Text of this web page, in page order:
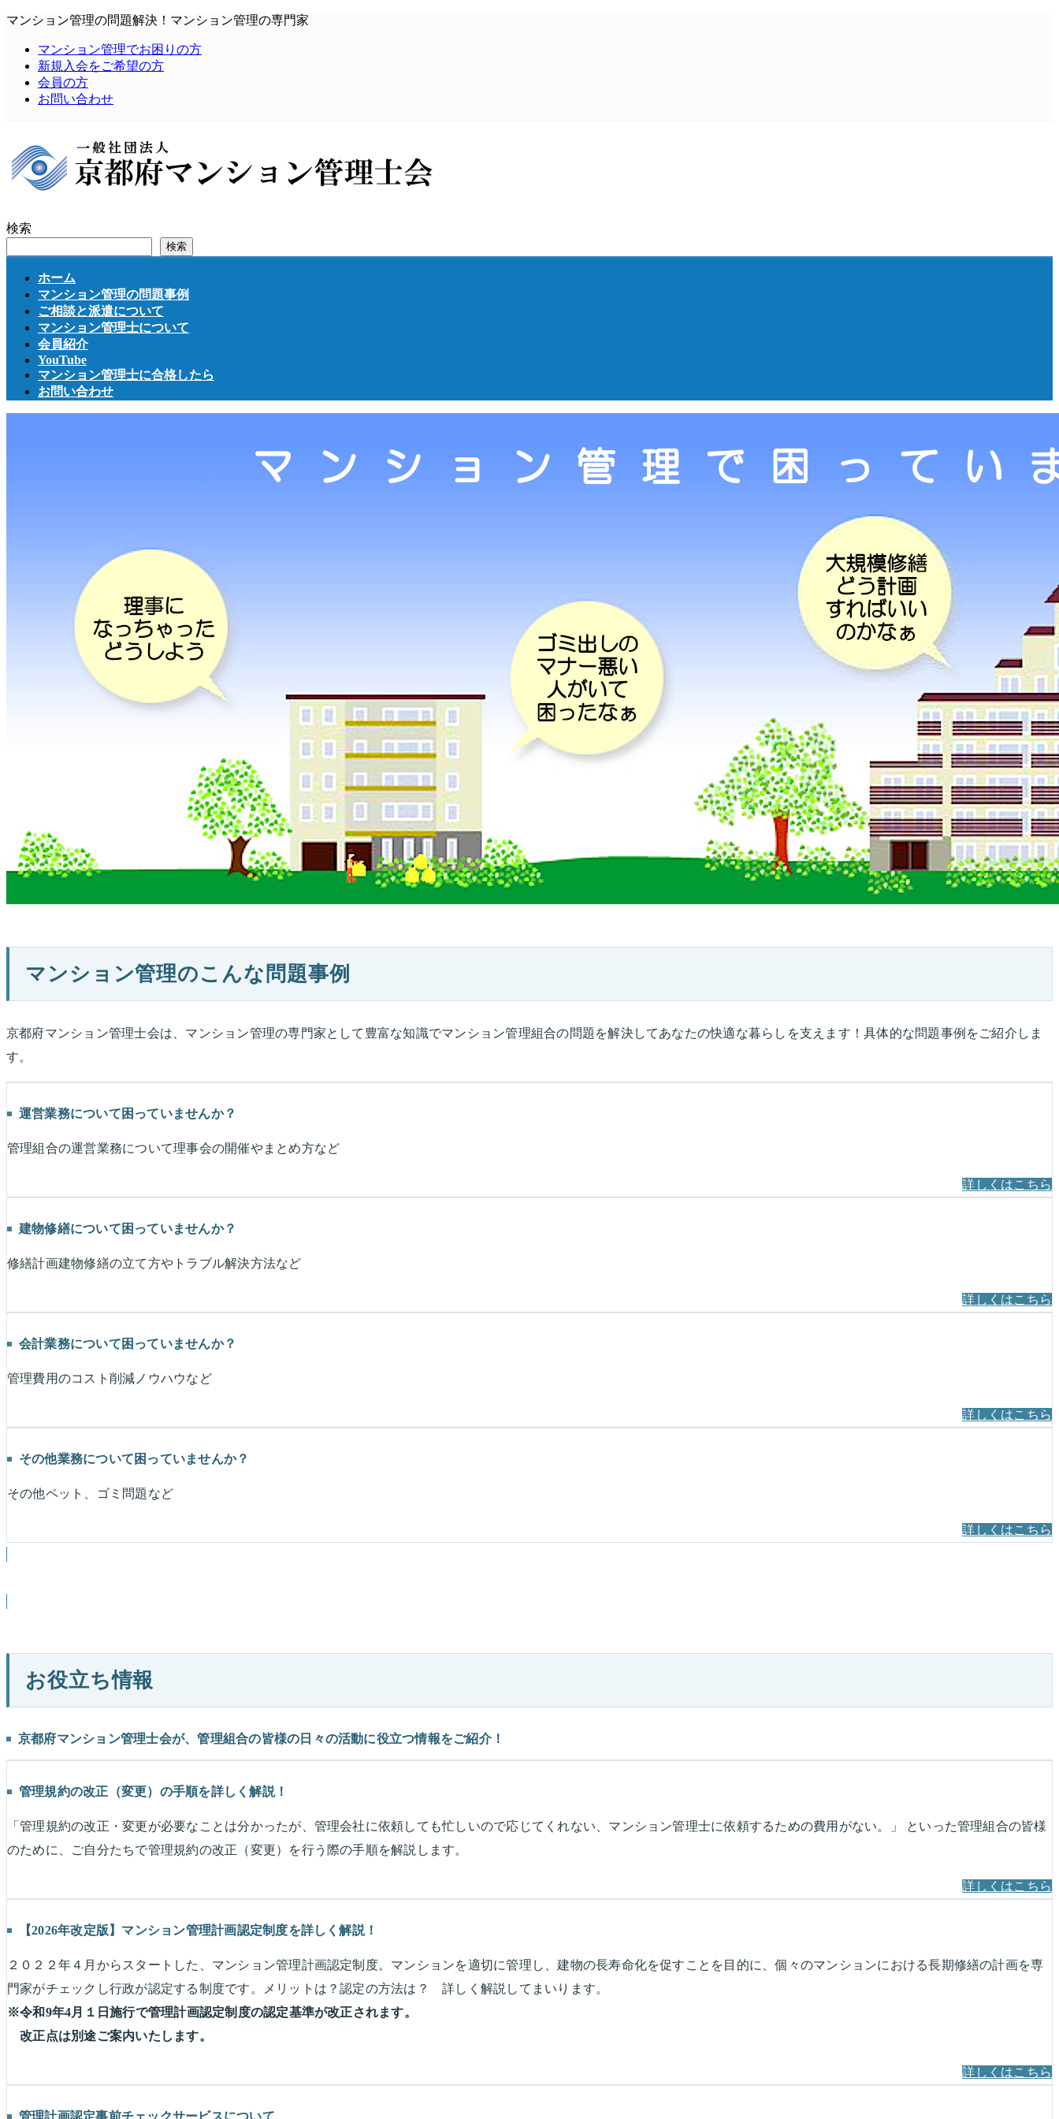
コ
プ
ナ
動
マンション管理の問題解決！マンション管理の専門家
マンション管理でお困りの方
新規入会をご希望の方
会員の方
お問い合わせ
検索
検索
ホーム
マンション管理の問題事例
ご相談と派遣について
マンション管理士について
会員紹介
YouTube
マンション管理士に合格したら
お問い合わせ
マンション管理のこんな問題事例
京都府マンション管理士会は、マンション管理の専門家として豊富な知識でマンション管理組合の問題を解決してあなたの快適な暮らしを支えます！具体的な問題事例をご紹介しま
す。
運営業務について困っていませんか？
管理組合の運営業務について理事会の開催やまとめ方など
詳しくはこちら
建物修繕について困っていませんか？
修繕計画建物修繕の立て方やトラブル解決方法など
詳しくはこちら
会計業務について困っていませんか？
管理費用のコスト削減ノウハウなど
詳しくはこちら
その他業務について困っていませんか？
その他ペット、ゴミ問題など
詳しくはこちら
お役立ち情報
京都府マンション管理士会が、管理組合の皆様の日々の活動に役立つ情報をご紹介！
管理規約の改正（変更）の手順を詳しく解説！
「管理規約の改正・変更が必要なことは分かったが、管理会社に依頼しても忙しいので応じてくれない、マンション管理士に依頼するための費用がない。」 といった管理組合の皆様
のために、ご自分たちで管理規約の改正（変更）を行う際の手順を解説します。
詳しくはこちら
【2026年改定版】マンション管理計画認定制度を詳しく解説！
２０２２年４月からスタートした、マンション管理計画認定制度。マンションを適切に管理し、建物の長寿命化を促すことを目的に、個々のマンションにおける長期修繕の計画を専
門家がチェックし行政が認定する制度です。メリットは？認定の方法は？ 詳しく解説してまいります。
※令和9年4月１日施行で管理計画認定制度の認定基準が改正されます。
改正点は別途ご案内いたします。
詳しくはこちら